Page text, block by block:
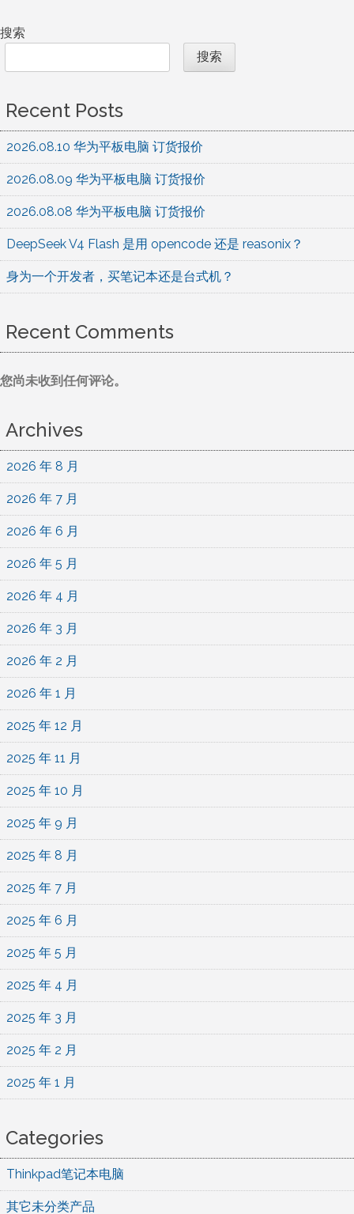
搜索
搜索
Recent Posts
2026.08.10 华为平板电脑 订货报价
2026.08.09 华为平板电脑 订货报价
2026.08.08 华为平板电脑 订货报价
DeepSeek V4 Flash 是用 opencode 还是 reasonix？
身为一个开发者，买笔记本还是台式机？
Recent Comments
您尚未收到任何评论。
Archives
2026 年 8 月
2026 年 7 月
2026 年 6 月
2026 年 5 月
2026 年 4 月
2026 年 3 月
2026 年 2 月
2026 年 1 月
2025 年 12 月
2025 年 11 月
2025 年 10 月
2025 年 9 月
2025 年 8 月
2025 年 7 月
2025 年 6 月
2025 年 5 月
2025 年 4 月
2025 年 3 月
2025 年 2 月
2025 年 1 月
Categories
Thinkpad笔记本电脑
其它未分类产品